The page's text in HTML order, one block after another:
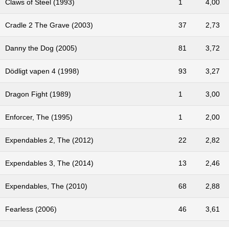
Claws of Steel (1993) 1 4,00
Cradle 2 The Grave (2003) 37 2,73
Danny the Dog (2005) 81 3,72
Dödligt vapen 4 (1998) 93 3,27
Dragon Fight (1989) 1 3,00
Enforcer, The (1995) 1 2,00
Expendables 2, The (2012) 22 2,82
Expendables 3, The (2014) 13 2,46
Expendables, The (2010) 68 2,88
Fearless (2006) 46 3,61